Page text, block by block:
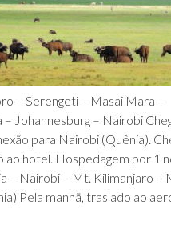
– Serengeti – Masai Mara –
– Johannesburg – Nairobi
para Nairobi (Quênia).
ao hotel. Hospedagem por 1
– Nairobi – Mt. Kilimanjaro –
Pela manhã, traslado ao